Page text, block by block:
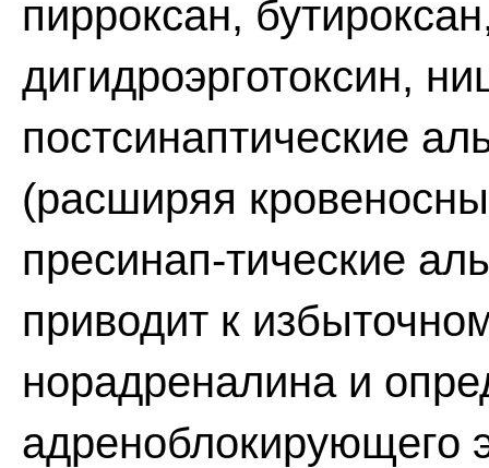
пирроксан,
дигидроэрготоксин,
постсинаптические
(расширяя
пресинап-тические
приводит к
норадреналина и
адреноблокирующего